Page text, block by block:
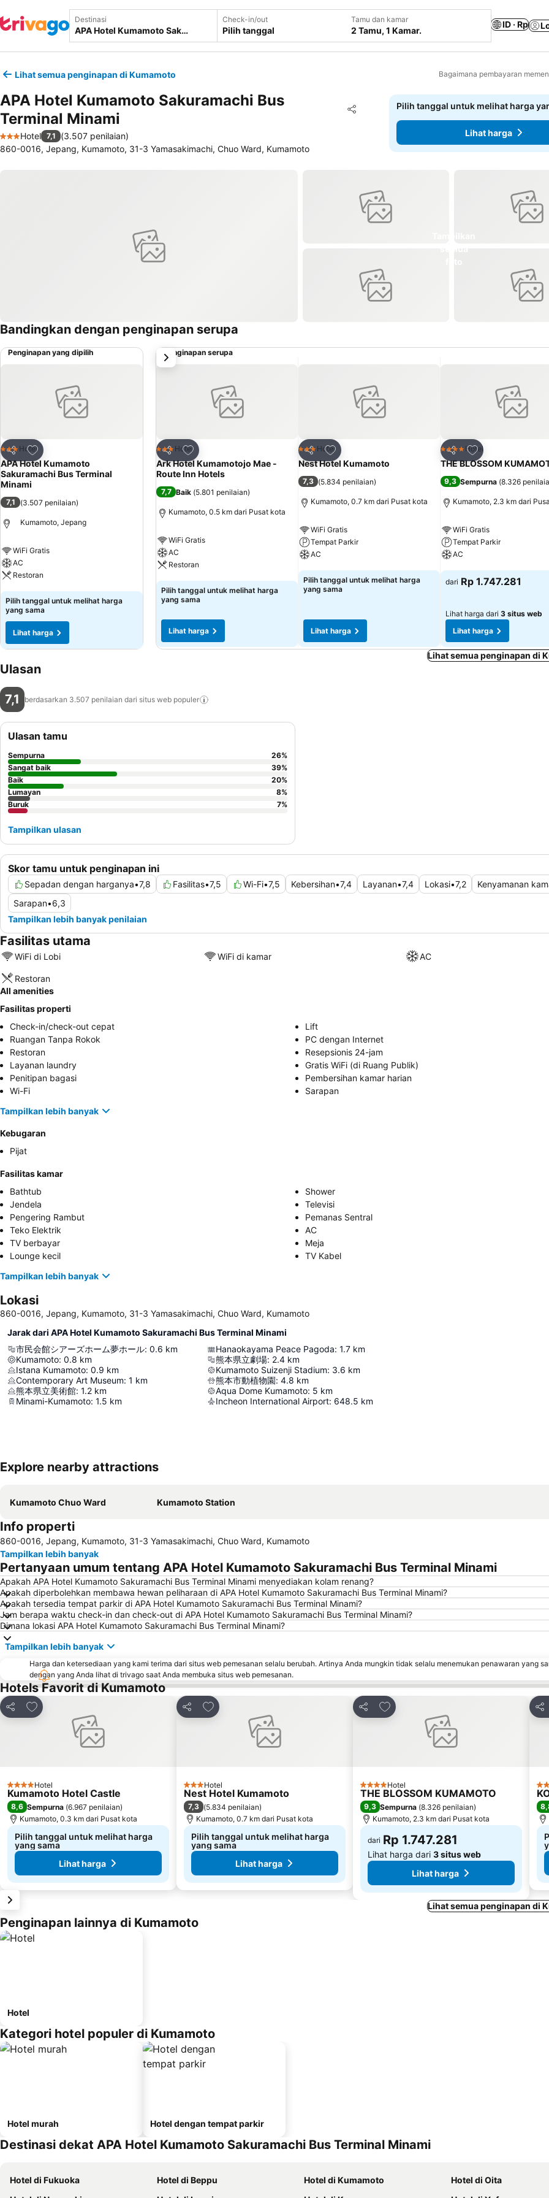
Destinasi Check-in/out
Pilih tanggal
Tamu dan kamar
2 Tamu, 1 Kamar.
ID · Rp
Lihat semua penginapan di Kumamoto Bagaimana pembayaran
APA Hotel Kumamoto Sakuramachi Bus
Terminal Minami
Bagikan
Tambahkan ke favorit
3 Bintang
Hotel 7,1 (3.507 penilaian)
860-0016, Jepang, Kumamoto, 31-3 Yamasakimachi, Chuo Ward, Kumamoto
Pilih tanggal untuk melihat harga
Lihat harga
Bandingkan dengan penginapan serupa
Penginapan yang dipilih
Bagikan
Tambahkan ke favorit
3 Bintang
Hotel
APA Hotel Kumamoto
Sakuramachi Bus Terminal
Minami
7,1 (3.507 penilaian)
Kumamoto, Jepang
WiFi Gratis
AC
Restoran
Lihat harga
Pilih tanggal untuk melihat harga
yang sama
Lihat harga
Penginapan serupa
Bagikan
Tambahkan ke favorit
3 Bintang
Hotel
Ark Hotel Kumamotojo Mae -
Route Inn Hotels
7,7 Baik (5.801 penilaian)
Kumamoto, 0.5 km dari Pusat kota
WiFi Gratis
AC
Restoran
Lihat harga
Pilih tanggal untuk melihat harga
yang sama
Lihat harga
Bagikan
Tambahkan ke favorit
3 Bintang
Hotel
Nest Hotel Kumamoto
7,3 (5.834 penilaian)
Kumamoto, 0.7 km dari Pusat kota
WiFi Gratis
Tempat Parkir
AC
Lihat harga
Pilih tanggal untuk melihat harga
yang sama
Lihat harga
Bagikan
Tambahkan ke
4 BintangHotel
THE BLOSSOM
9,3 Sempurna (8.326
Kumamoto, 2.3 km dari
WiFi Gratis
Tempat Parkir
AC
Lihat harga
dari Rp 1.747.281
Lihat harga dari 3 situs web
Lihat harga
Selanjutnya
Lihat semua penginapan di
Ulasan
7,1 berdasarkan 3.507 penilaian dari situs web populer
Skor tamu untuk penginapan ini
Sepadan dengan harganya•7,8 Fasilitas•7,5 Wi-Fi•7,5 Kebersihan•7,4 Layanan•7,4 Lokasi•7,2 Kenyamanan
Sarapan•6,3
Tampilkan lebih banyak penilaian
Ulasan tamu
Sempurna 26%
Sangat baik
39%
Baik
20%
Lumayan
8%
Buruk
7%
Tampilkan ulasan
Fasilitas utama
WiFi di Lobi WiFi di kamar AC
Restoran
All amenities
Fasilitas properti
Check-in/check-out cepat
Lift
Ruangan Tanpa Rokok
PC dengan Internet
Restoran
Resepsionis 24-jam
Layanan laundry
Gratis WiFi (di Ruang Publik)
Penitipan bagasi
Pembersihan kamar harian
Wi-Fi
Sarapan
Tampilkan lebih banyak
Kebugaran
Pijat
Fasilitas kamar
Bathtub
Shower
Jendela
Televisi
Pengering Rambut
Pemanas Sentral
Teko Elektrik
AC
TV berbayar
Meja
Lounge kecil
TV Kabel
Tampilkan lebih banyak
Lokasi
860-0016, Jepang, Kumamoto, 31-3 Yamasakimachi, Chuo Ward, Kumamoto
Jarak dari APA Hotel Kumamoto Sakuramachi Bus Terminal Minami
市民会館シアーズホーム夢ホール: 0.6 km
Kumamoto: 0.8 km
Istana Kumamoto: 0.9 km
Contemporary Art Museum: 1 km
熊本県立美術館: 1.2 km
Minami-Kumamoto: 1.5 km
Hanaokayama Peace Pagoda: 1.7 km
熊本県立劇場: 2.4 km
Kumamoto Suizenji Stadium: 3.6 km
熊本市動植物園: 4.8 km
Aqua Dome Kumamoto: 5 km
Incheon International Airport: 648.5 km
Explore nearby attractions
Kumamoto Chuo Ward Kumamoto Station
Info properti
860-0016, Jepang, Kumamoto, 31-3 Yamasakimachi, Chuo Ward, Kumamoto
Tampilkan lebih banyak
Pertanyaan umum tentang APA Hotel Kumamoto Sakuramachi Bus Terminal Minami
Apakah APA Hotel Kumamoto Sakuramachi Bus Terminal Minami menyediakan kolam renang?
Apakah diperbolehkan membawa hewan peliharaan di APA Hotel Kumamoto Sakuramachi Bus Terminal Minami?
Apakah tersedia tempat parkir di APA Hotel Kumamoto Sakuramachi Bus Terminal Minami?
Jam berapa waktu check-in dan check-out di APA Hotel Kumamoto Sakuramachi Bus Terminal Minami?
Dimana lokasi APA Hotel Kumamoto Sakuramachi Bus Terminal Minami?
Tampilkan lebih banyak
Harga dan ketersediaan yang kami terima dari situs web pemesanan selalu berubah. Artinya Anda mungkin tidak selalu menemukan penawaran yang
dengan yang Anda lihat di trivago saat Anda membuka situs web pemesanan.
Hotels Favorit di Kumamoto
Bagikan
Tambahkan ke favorit
4 Bintang
Hotel
Kumamoto Hotel Castle
8,6 Sempurna (6.967 penilaian)
Kumamoto, 0.3 km dari Pusat kota
Pilih tanggal untuk melihat harga
yang sama
Lihat harga
Bagikan
Tambahkan ke favorit
3 Bintang
Hotel
Nest Hotel Kumamoto
7,3 (5.834 penilaian)
Kumamoto, 0.7 km dari Pusat kota
Pilih tanggal untuk melihat harga
yang sama
Lihat harga
Bagikan
Tambahkan ke favorit
4 Bintang
Hotel
THE BLOSSOM KUMAMOTO
9,3 Sempurna (8.326 penilaian)
Kumamoto, 2.3 km dari Pusat kota
dari Rp 1.747.281
Lihat harga dari 3 situs web
Lihat harga
3
Lihat semua penginapan di
Penginapan lainnya di Kumamoto
Hotel
Kategori hotel populer di Kumamoto
Hotel murah Hotel dengan tempat parkir
Destinasi dekat APA Hotel Kumamoto Sakuramachi Bus Terminal Minami
Hotel di Fukuoka Hotel di Beppu Hotel di Kumamoto
Hotel di Oita